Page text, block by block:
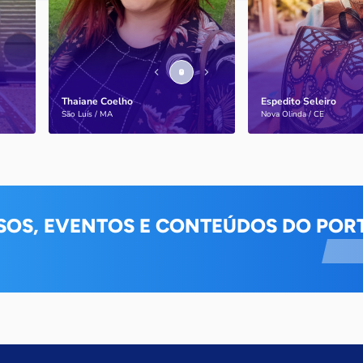
Thaiane Coelho
São Luís / MA
de pessoas com a doença
Saiba mais
Espedito Seleiro
Nova Olinda / CE
internacionais
Saiba mais
EVENTOS E CONTEÚDOS DO